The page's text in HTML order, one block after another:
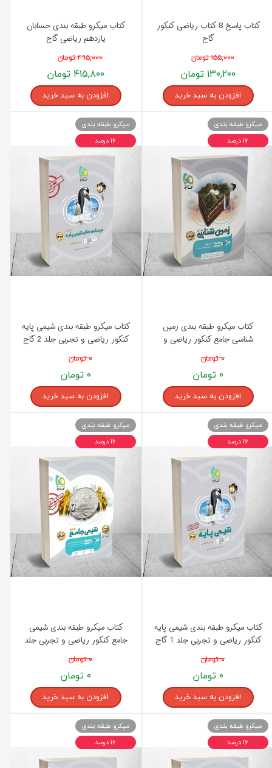
کتاب پاسخ 8 کتاب ریاضی کنکور
گاج
۱۵۵,۰۰۰ تومان
۱۳۰,۲۰۰ تومان
افزودن به سبد خرید
کتاب میکرو طبقه بندی حسابان
یازدهم ریاضی گاج
۴۹۵,۰۰۰ تومان
۴۱۵,۸۰۰ تومان
افزودن به سبد خرید
کتاب میکرو طبقه بندی زمین
شناسی جامع کنکور ریاضی و
۰ تومان
۰ تومان
افزودن به سبد خرید
میکرو طبقه بندی
۱۶ درصد
کتاب میکرو طبقه بندی شیمی پایه
کنکور ریاضی و تجربی جلد 2 گاج
۰ تومان
۰ تومان
افزودن به سبد خرید
میکرو طبقه بندی
۱۶ درصد
کتاب میکرو طبقه بندی شیمی پایه
کنکور ریاضی و تجربی جلد 1 گاج
۰ تومان
۰ تومان
افزودن به سبد خرید
میکرو طبقه بندی
۱۶ درصد
کتاب میکرو طبقه بندی شیمی
جامع کنکور ریاضی و تجربی جلد
۰ تومان
۰ تومان
افزودن به سبد خرید
میکرو طبقه بندی
۱۶ درصد
میکرو طبقه بندی
۱۶ درصد
میکرو طبقه بندی
۱۶ درصد